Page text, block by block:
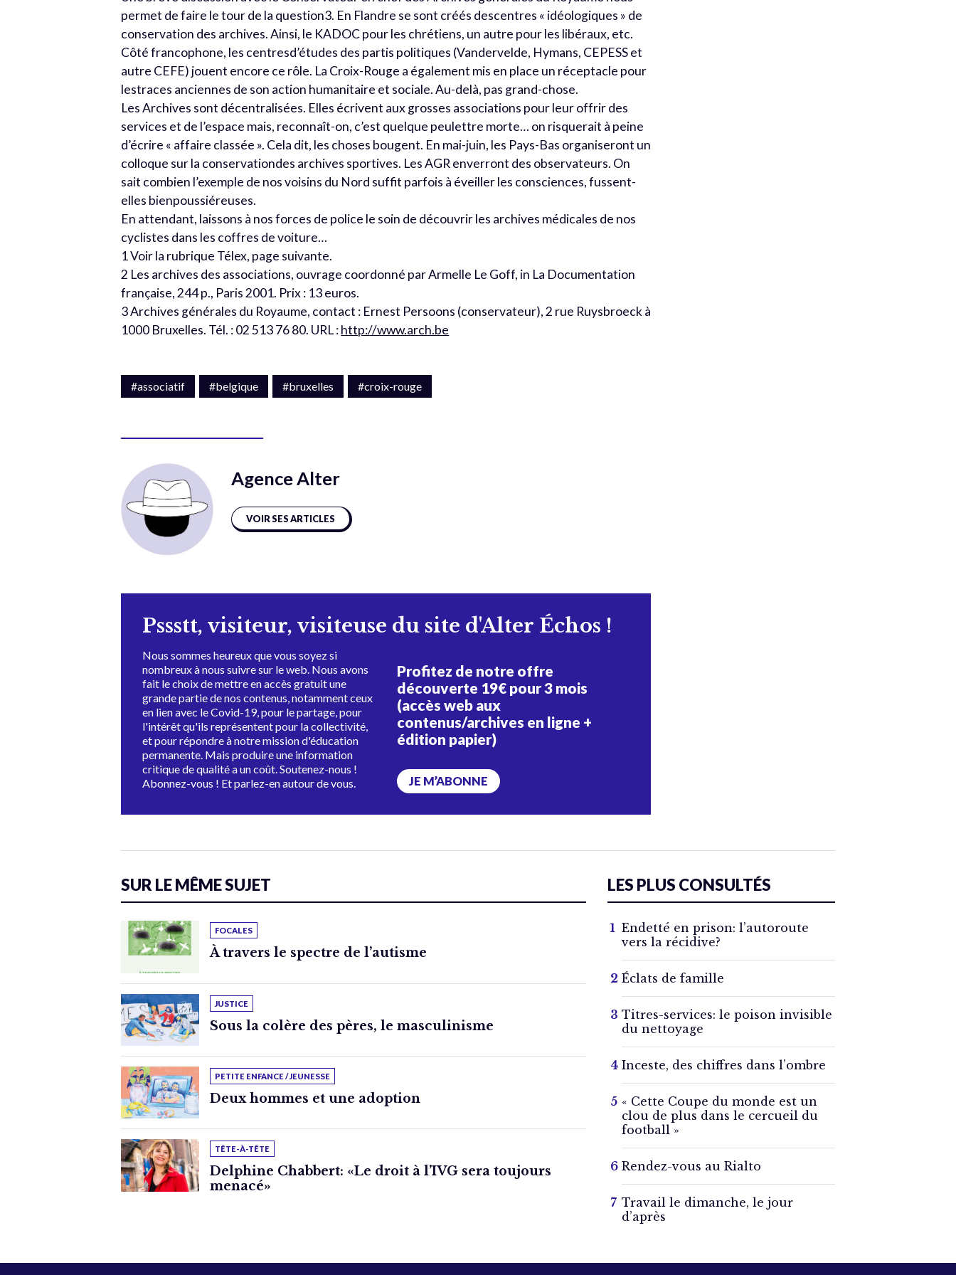
permet de faire le tour de la question3. En Flandre se sont créés descentres « idéologiques » de
conservation des archives. Ainsi, le KADOC pour les chrétiens, un autre pour les libéraux, etc.
Côté francophone, les centresd’études des partis politiques (Vandervelde, Hymans, CEPESS et
autre CEFE) jouent encore ce rôle. La Croix-Rouge a également mis en place un réceptacle pour
lestraces anciennes de son action humanitaire et sociale. Au-delà, pas grand-chose.
Les Archives sont décentralisées. Elles écrivent aux grosses associations pour leur offrir des
services et de l’espace mais, reconnaît-on, c’est quelque peulettre morte… on risquerait à peine
d’écrire « affaire classée ». Cela dit, les choses bougent. En mai-juin, les Pays-Bas organiseront un
colloque sur la conservationdes archives sportives. Les AGR enverront des observateurs. On
sait combien l’exemple de nos voisins du Nord suffit parfois à éveiller les consciences, fussent-
elles bienpoussiéreuses.
En attendant, laissons à nos forces de police le soin de découvrir les archives médicales de nos
cyclistes dans les coffres de voiture…
1 Voir la rubrique Télex, page suivante.
2 Les archives des associations, ouvrage coordonné par Armelle Le Goff, in La Documentation
française, 244 p., Paris 2001. Prix : 13 euros.
3 Archives générales du Royaume, contact : Ernest Persoons (conservateur), 2 rue Ruysbroeck à
1000 Bruxelles. Tél. : 02 513 76 80. URL :http://www.arch.be
#associatif #belgique #bruxelles #croix-rouge
Agence Alter
VOIR SES ARTICLES
Pssstt, visiteur, visiteuse du site d'Alter Échos !
Nous sommes heureux que vous soyez si
nombreux à nous suivre sur le web. Nous avons
fait le choix de mettre en accès gratuit une
grande partie de nos contenus, notamment ceux
en lien avec le Covid-19, pour le partage, pour
l'intérêt qu'ils représentent pour la collectivité,
et pour répondre à notre mission d'éducation
permanente. Mais produire une information
critique de qualité a un coût. Soutenez-nous !
Abonnez-vous ! Et parlez-en autour de vous.
Profitez de notre offre
découverte 19€ pour 3 mois
(accès web aux
contenus/archives en ligne +
édition papier)
JE M’ABONNE
SUR LE MÊME SUJET
FOCALES
À travers le spectre de l’autisme
JUSTICE
Sous la colère des pères, le masculinisme
PETITE ENFANCE / JEUNESSE
Deux hommes et une adoption
TÊTE-À-TÊTE
Delphine Chabbert: «Le droit à l’IVG sera toujours
menacé»
LES PLUS CONSULTÉS
Endetté en prison: l’autoroute
vers la récidive?
Éclats de famille
Titres-services: le poison invisible
du nettoyage
Inceste, des chiffres dans l’ombre
« Cette Coupe du monde est un
clou de plus dans le cercueil du
football »
Rendez-vous au Rialto
Travail le dimanche, le jour
d’après